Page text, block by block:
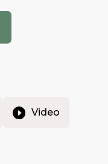
Video